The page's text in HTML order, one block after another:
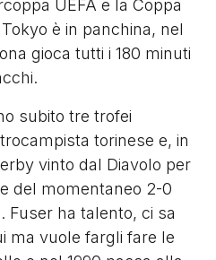
UEFA e la Coppa
è in panchina, nel
gioca tutti i 180 minuti
subito tre trofei
torinese e, in
vinto dal Diavolo per
del momentaneo 2-0
Fuser ha talento, ci sa
ma vuole fargli fare le